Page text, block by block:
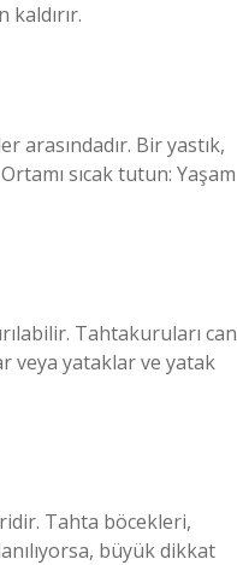
arasındadır. Bir yastık,
sıcak tutun: Yaşam
Tahtakuruları can
veya yataklar ve yatak
Tahta böcekleri,
büyük dikkat